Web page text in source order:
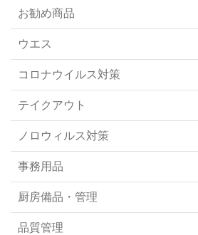
お勧め商品
ウエス
コロナウイルス対策
テイクアウト
ノロウィルス対策
事務用品
厨房備品・管理
品質管理